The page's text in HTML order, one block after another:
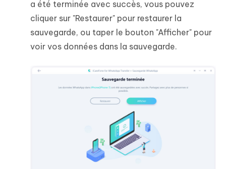
a été terminée avec succès, vous pouvez
cliquer sur "Restaurer" pour restaurer la
sauvegarde, ou taper le bouton "Afficher" pour
voir vos données dans la sauvegarde.